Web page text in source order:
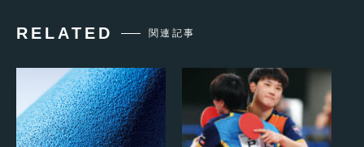
RELATED 関連記事